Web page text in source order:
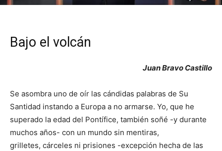
Bajo el volcán
Juan Bravo Castillo
Se asombra uno de oír las cándidas palabras de Su
Santidad instando a Europa a no armarse. Yo, que he
superado la edad del Pontífice, también soñé -y durante
muchos años- con un mundo sin mentiras,
grilletes, cárceles ni prisiones -excepción hecha de las